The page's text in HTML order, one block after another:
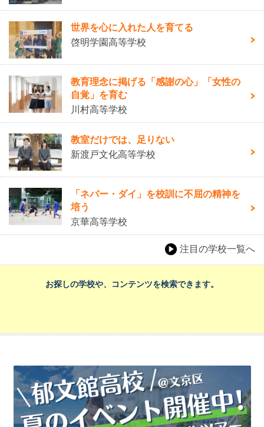
世界を心に入れた人を育てる
啓明学園高等学校
教育理念に掲げる「感謝の心」「女性の
自覚」を育む
川村高等学校
教室だけでは、足りない
新渡戸文化高等学校
「ネバー・ダイ」を校訓に不屈の精神を
培う
京華高等学校
注目の学校一覧へ
お探しの学校や、コンテンツを検索できます。